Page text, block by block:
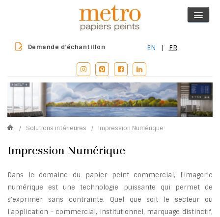
Demande d’échantillon EN | FR
/ Solutions intérieures / Impression Numérique
Impression Numérique
Dans le domaine du papier peint commercial, l'imagerie
numérique est une technologie puissante qui permet de
s'exprimer sans contrainte. Quel que soit le secteur ou
l'application - commercial, institutionnel, marquage distinctif,